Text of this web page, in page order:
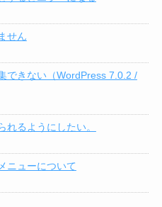
せん
できない（WordPress 7.0.2 /
れるようにしたい。
ニューについて